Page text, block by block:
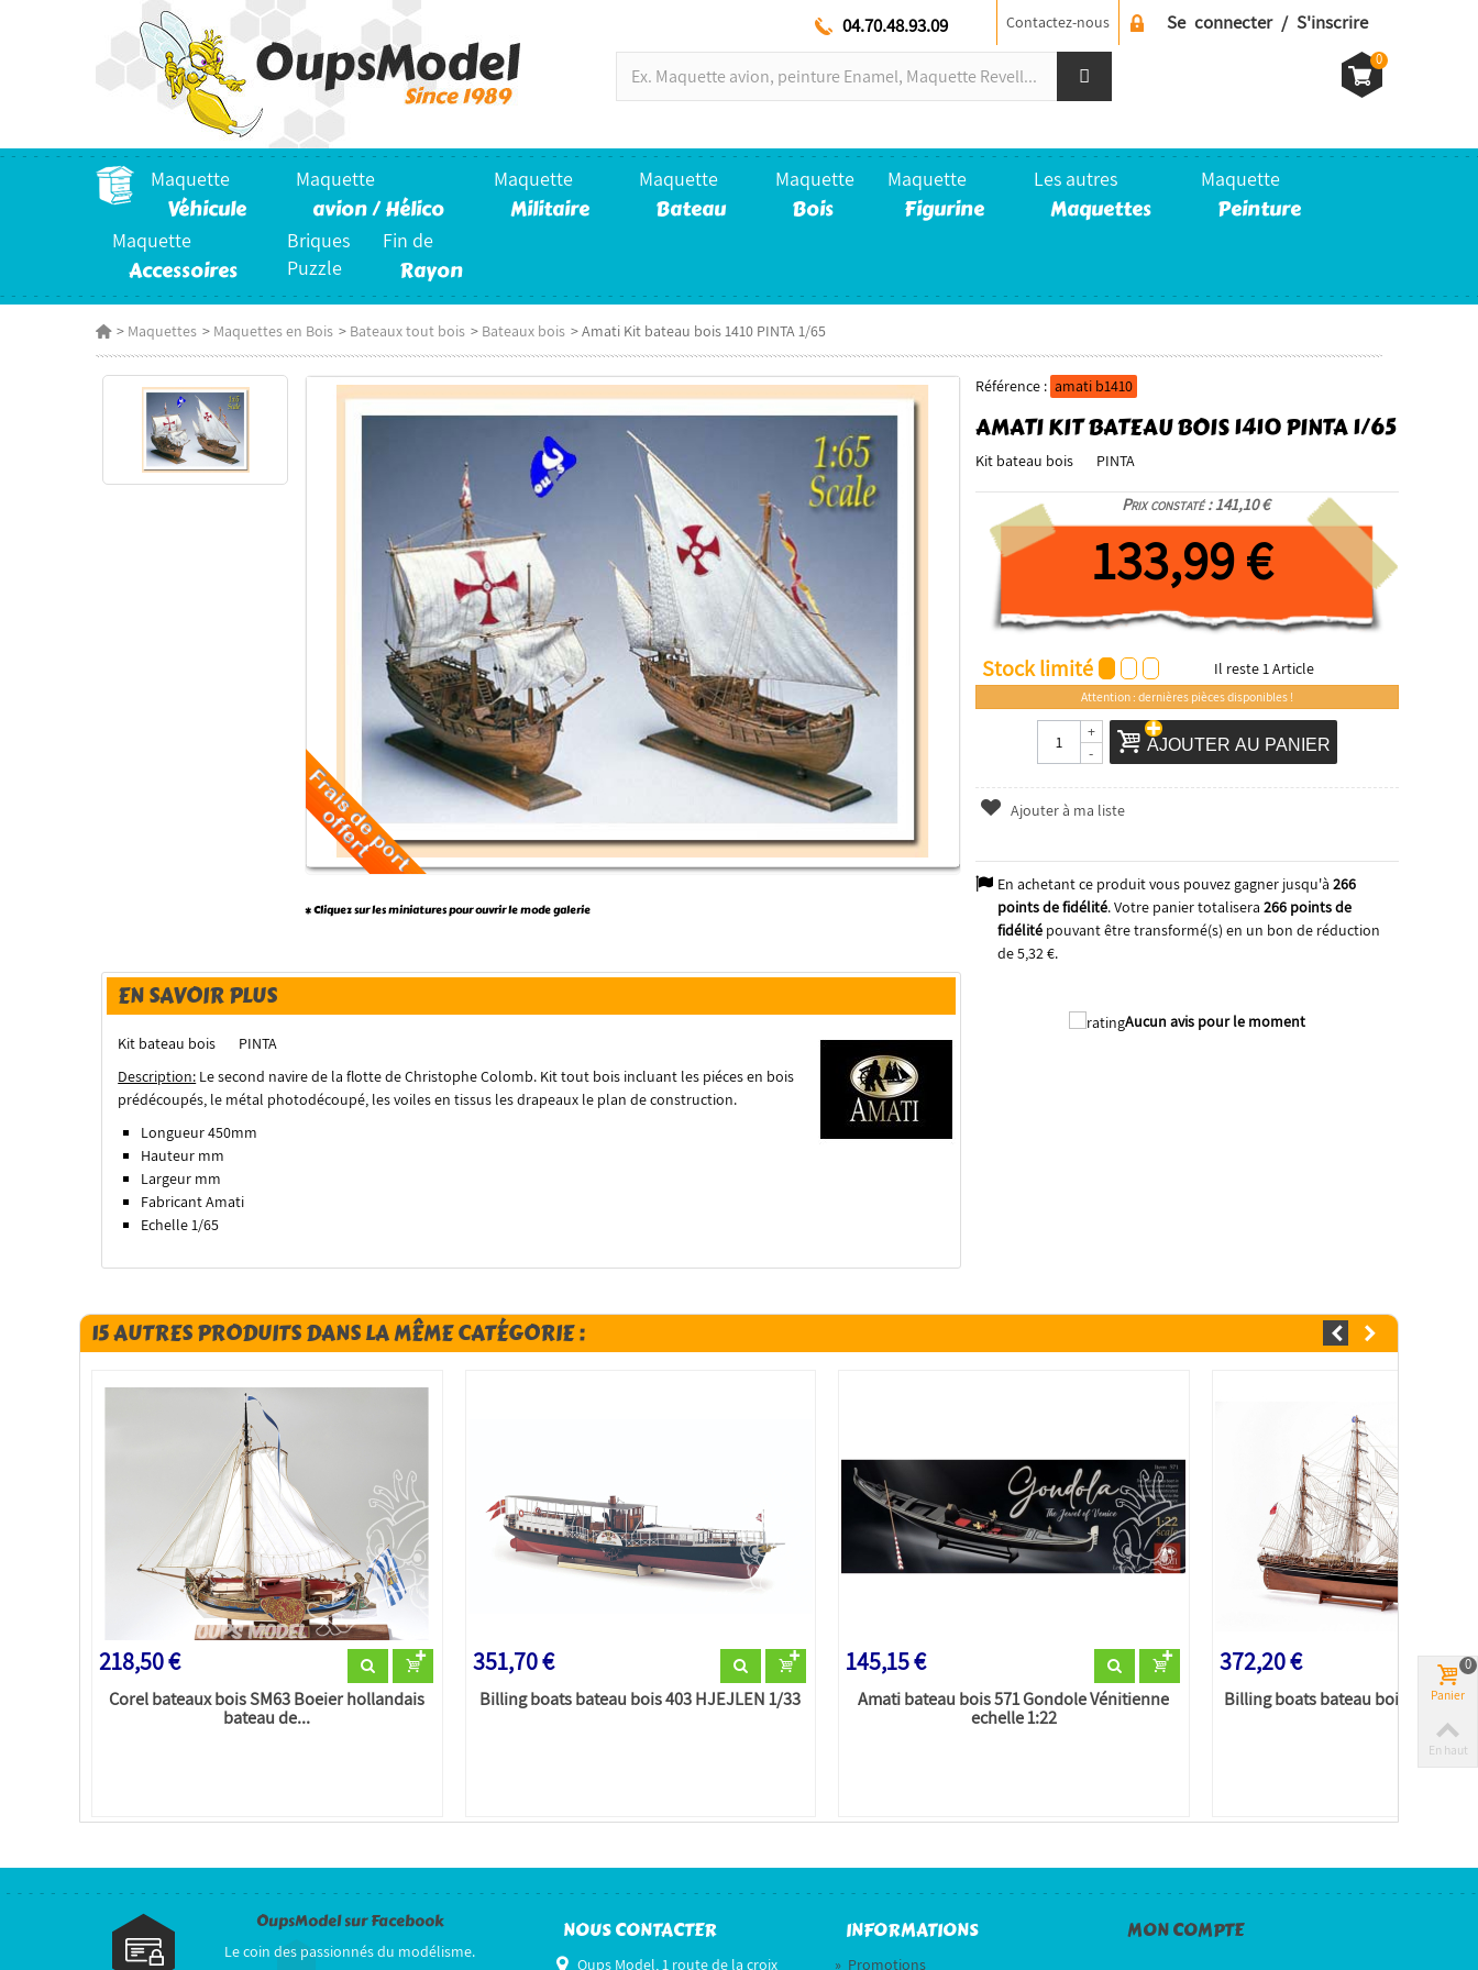
Se connecter / S'inscrire
Contactez-nous
04.70.48.93.09
0
Maquette
Véhicule
Maquette
avion / Hélico
Maquette
Militaire
Maquette
Bateau
Maquette
Bois
Maquette
Figurine
Les autres
Maquettes
Maquette
Peinture
Maquette
Accessoires
Briques
Puzzle
Fin de
Rayon
> Maquettes > Maquettes en Bois > Bateaux tout bois > Bateaux bois >Amati Kit bateau bois 1410 PINTA 1/65
Référence : amati b1410
AMATI KIT BATEAU BOIS 1410 PINTA 1/65
Kit bateau bois PINTA
Prix constaté : 141,10 €
133,99 €
Stock limité Il reste1Article
Attention : dernières pièces disponibles !
-
+
AJOUTER AU PANIER
Ajouter à ma liste
En achetant ce produit vous pouvez gagner jusqu'à 266
points de fidélité. Votre panier totalisera 266points de
fidélitépouvant être transformé(s) en un bon de réduction
de5,32 €.
Aucun avis pour le moment
* Cliquez sur les miniatures pour ouvrir le mode galerie
EN SAVOIR PLUS
Kit bateau bois PINTA
Description: Le second navire de la flotte de Christophe Colomb. Kit tout bois incluant les piéces en bois
prédécoupés, le métal photodécoupé, les voiles en tissus les drapeaux le plan de construction.
Longueur 450mm
Hauteur mm
Largeur mm
Fabricant Amati
Echelle 1/65
15 AUTRES PRODUITS DANS LA MÊME CATÉGORIE :
218,50 €
Corel bateaux bois SM63 Boeier hollandais
bateau de...
351,70 €
Billing boats bateau bois 403 HJEJLEN 1/33
145,15 €
Amati bateau bois 571 Gondole Vénitienne
echelle 1:22
372,20 €
Billing boats bateau bois 564
OupsModel sur Facebook
Le coin des passionnés du modélisme.
NOUS CONTACTER
Oups Model, 1 route de la croix
INFORMATIONS
» Promotions
MON COMPTE
Panier
0
En haut